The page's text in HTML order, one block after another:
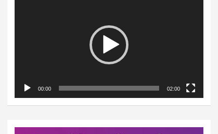
00:00 02:00